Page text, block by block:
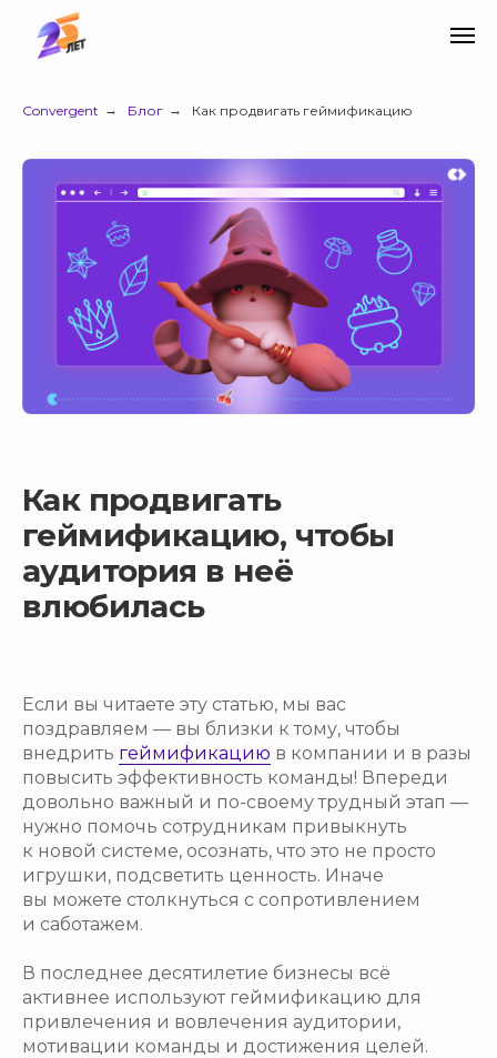
Convergent → Блог → Как продвигать геймификацию
Как продвигать
геймификацию, чтобы
аудитория в неё
влюбилась
Если вы читаете эту статью, мы вас
поздравляем — вы близки к тому, чтобы
внедрить геймификацию в компании и в разы
повысить эффективность команды! Впереди
довольно важный и по-своему трудный этап —
нужно помочь сотрудникам привыкнуть
к новой системе, осознать, что это не просто
игрушки, подсветить ценность. Иначе
вы можете столкнуться с сопротивлением
и саботажем.
В последнее десятилетие бизнесы всё
активнее используют геймификацию для
привлечения и вовлечения аудитории,
мотивации команды и достижения целей.